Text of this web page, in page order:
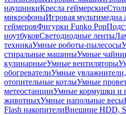
наушникиКресла геймерские
микрофоныИгровая мультимедиа
геймеровФигурки Funko Pop
ноутбуковСветодиодные ленты
техникаУмные роботы-пылесосы
стиральные машиныУмные
кулинарныеУмные вентиляторы
обогревателиУмные увлажнители,
отопительные котлыУмные
метеостанцииУмные кормушки и
животныхУмные напольные весы
Flash накопителиВнешние HDD,